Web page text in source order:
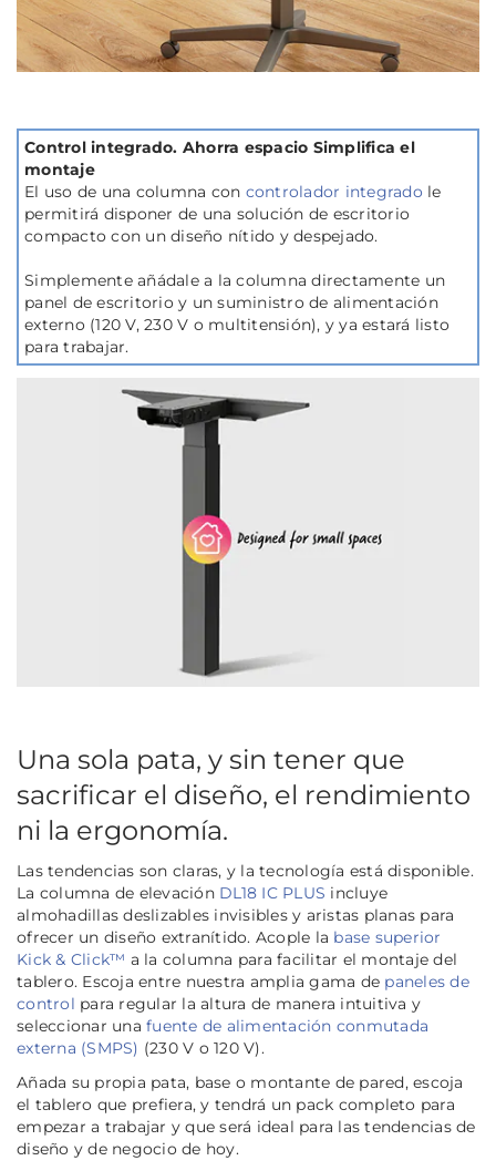
Control integrado. Ahorra espacio Simplifica el
montaje
El uso de una columna con controlador integrado le
permitirá disponer de una solución de escritorio
compacto con un diseño nítido y despejado.
Simplemente añádale a la columna directamente un
panel de escritorio y un suministro de alimentación
externo (120 V, 230 V o multitensión), y ya estará listo
para trabajar.
Una sola pata, y sin tener que
sacrificar el diseño, el rendimiento
ni la ergonomía.
Las tendencias son claras, y la tecnología está disponible.
La columna de elevación DL18 IC PLUS incluye
almohadillas deslizables invisibles y aristas planas para
ofrecer un diseño extranítido. Acople la base superior
Kick & Click™ a la columna para facilitar el montaje del
tablero. Escoja entre nuestra amplia gama de paneles de
control para regular la altura de manera intuitiva y
seleccionar una fuente de alimentación conmutada
externa (SMPS) (230 V o 120 V).
Añada su propia pata, base o montante de pared, escoja
el tablero que prefiera, y tendrá un pack completo para
empezar a trabajar y que será ideal para las tendencias de
diseño y de negocio de hoy.